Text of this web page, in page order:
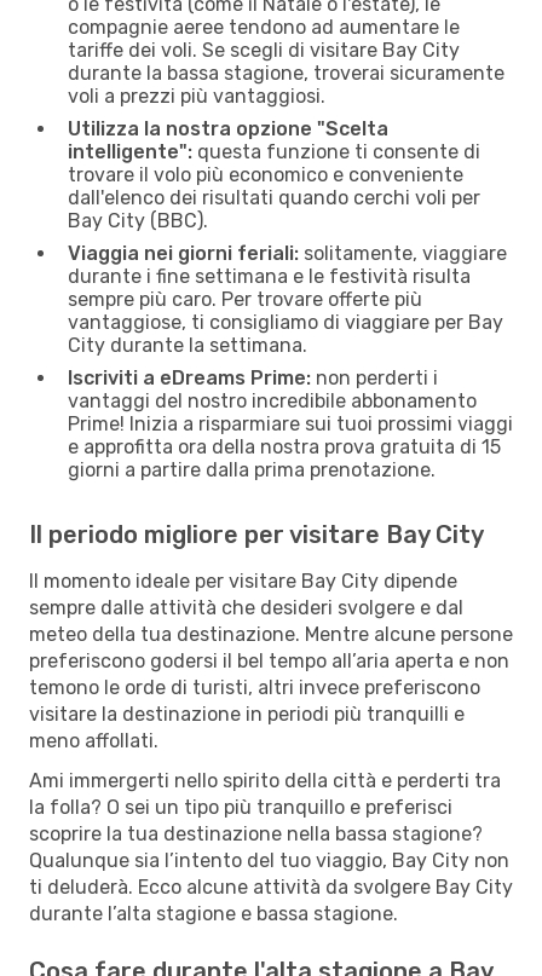
compagnie aeree tendono ad aumentare le
tariffe dei voli. Se scegli di visitare Bay City
durante la bassa stagione, troverai sicuramente
voli a prezzi più vantaggiosi.
Utilizza la nostra opzione "Scelta
intelligente": questa funzione ti consente di
trovare il volo più economico e conveniente
dall'elenco dei risultati quando cerchi voli per
Bay City (BBC).
Viaggia nei giorni feriali: solitamente, viaggiare
durante i fine settimana e le festività risulta
sempre più caro. Per trovare offerte più
vantaggiose, ti consigliamo di viaggiare per Bay
City durante la settimana.
Iscriviti a eDreams Prime: non perderti i
vantaggi del nostro incredibile abbonamento
Prime! Inizia a risparmiare sui tuoi prossimi viaggi
e approfitta ora della nostra prova gratuita di 15
giorni a partire dalla prima prenotazione.
Il periodo migliore per visitare Bay City
Il momento ideale per visitare Bay City dipende
sempre dalle attività che desideri svolgere e dal
meteo della tua destinazione. Mentre alcune persone
preferiscono godersi il bel tempo all’aria aperta e non
temono le orde di turisti, altri invece preferiscono
visitare la destinazione in periodi più tranquilli e
meno affollati.
Ami immergerti nello spirito della città e perderti tra
la folla? O sei un tipo più tranquillo e preferisci
scoprire la tua destinazione nella bassa stagione?
Qualunque sia l’intento del tuo viaggio, Bay City non
ti deluderà. Ecco alcune attività da svolgere Bay City
durante l’alta stagione e bassa stagione.